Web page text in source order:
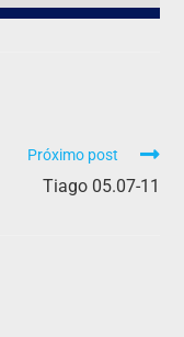
Próximo post
Tiago 05.07-11